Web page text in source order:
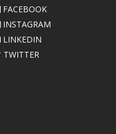
FACEBOOK
INSTAGRAM
LINKEDIN
TWITTER